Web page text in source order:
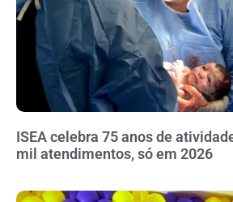
ISEA celebra 75 anos de
mil atendimentos, só em 2026